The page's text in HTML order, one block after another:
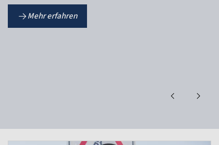
Mehr erfahren